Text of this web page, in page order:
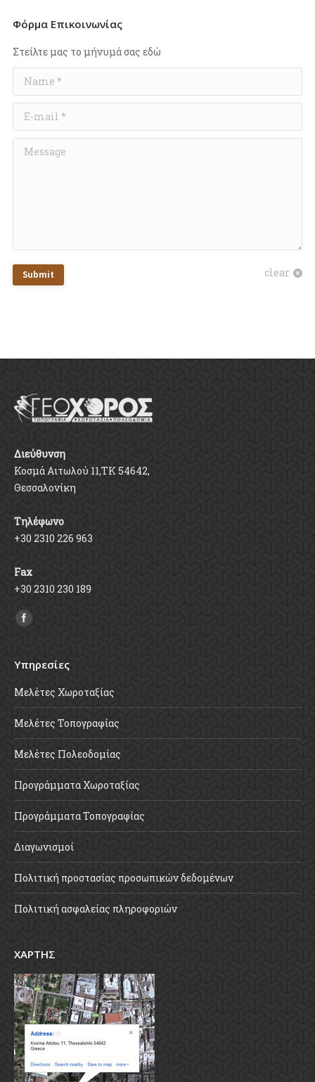
Φόρμα Επικοινωνίας
Στείλτε μας το μήνυμά σας εδώ
Name *
E-mail *
Message
Submit clear
Διεύθυνση
Κοσμά Αιτωλού 11,ΤΚ 54642,
Θεσσαλονίκη
Τηλέφωνο
+30 2310 226 963
Fax
+30 2310 230 189
Find us on:
Υπηρεσίες
Μελέτες Χωροταξίας
Μελέτες Τοπογραφίας
Μελέτες Πολεοδομίας
Προγράμματα Χωροταξίας
Προγράμματα Τοπογραφίας
Διαγωνισμοί
Πολιτική προστασίας προσωπικών δεδομένων
Πολιτική ασφαλείας πληροφοριών
ΧΑΡΤΗΣ